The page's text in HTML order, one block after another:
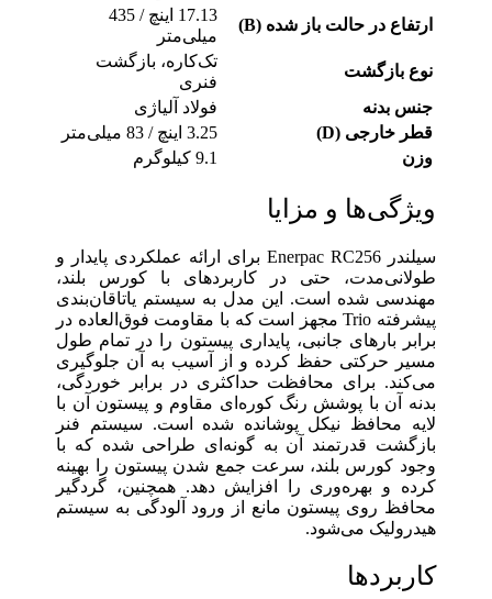
ارتفاع در حالت باز شده (B)
17.13 اینچ / 435
میلی‌متر
نوع بازگشت
تک‌کاره، بازگشت
فنری
جنس بدنه
فولاد آلیاژی
قطر خارجی (D)
3.25 اینچ / 83 میلی‌متر
وزن
9.1 کیلوگرم
ویژگی‌ها و مزایا
سیلندر Enerpac RC256 برای ارائه عملکردی پایدار و
طولانی‌مدت، حتی در کاربردهای با کورس بلند،
مهندسی شده است. این مدل به سیستم یاتاقان‌بندی
پیشرفته Trio مجهز است که با مقاومت فوق‌العاده در
برابر بارهای جانبی، پایداری پیستون را در تمام طول
مسیر حرکتی حفظ کرده و از آسیب به آن جلوگیری
می‌کند. برای محافظت حداکثری در برابر خوردگی،
بدنه آن با پوشش رنگ کوره‌ای مقاوم و پیستون آن با
لایه محافظ نیکل پوشانده شده است. سیستم فنر
بازگشت قدرتمند آن به گونه‌ای طراحی شده که با
وجود کورس بلند، سرعت جمع شدن پیستون را بهینه
کرده و بهره‌وری را افزایش دهد. همچنین، گردگیر
محافظ روی پیستون مانع از ورود آلودگی به سیستم
هیدرولیک می‌شود.
کاربردها